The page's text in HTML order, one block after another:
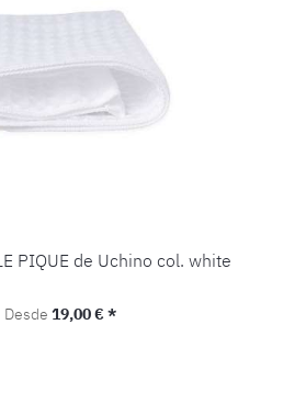
PIQUE de Uchino col. white
Precio normal:
Desde 19,00 € *